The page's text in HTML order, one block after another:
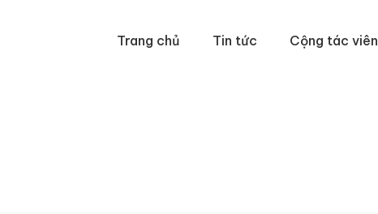
Trang chủ Tin tức Cộng tác viên